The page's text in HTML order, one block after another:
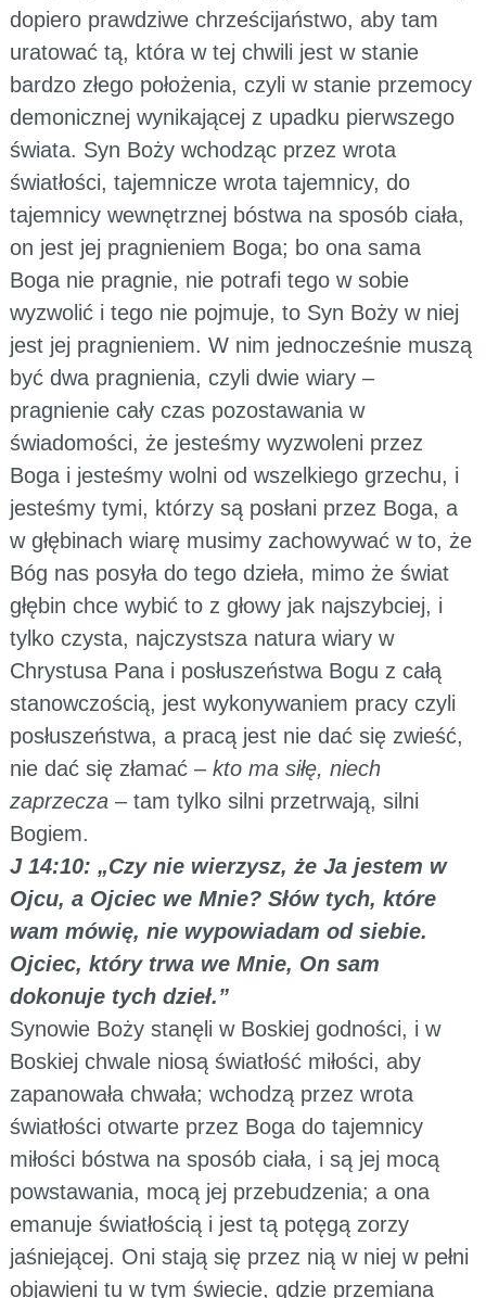
dopiero prawdziwe chrześcijaństwo, aby tam
uratować tą, która w tej chwili jest w stanie
bardzo złego położenia, czyli w stanie przemocy
demonicznej wynikającej z upadku pierwszego
świata. Syn Boży wchodząc przez wrota
światłości, tajemnicze wrota tajemnicy, do
tajemnicy wewnętrznej bóstwa na sposób ciała,
on jest jej pragnieniem Boga; bo ona sama
Boga nie pragnie, nie potrafi tego w sobie
wyzwolić i tego nie pojmuje, to Syn Boży w niej
jest jej pragnieniem. W nim jednocześnie muszą
być dwa pragnienia, czyli dwie wiary –
pragnienie cały czas pozostawania w
świadomości, że jesteśmy wyzwoleni przez
Boga i jesteśmy wolni od wszelkiego grzechu, i
jesteśmy tymi, którzy są posłani przez Boga, a
w głębinach wiarę musimy zachowywać w to, że
Bóg nas posyła do tego dzieła, mimo że świat
głębin chce wybić to z głowy jak najszybciej, i
tylko czysta, najczystsza natura wiary w
Chrystusa Pana i posłuszeństwa Bogu z całą
stanowczością, jest wykonywaniem pracy czyli
posłuszeństwa, a pracą jest nie dać się zwieść,
nie dać się złamać – kto ma siłę, niech
zaprzecza– tam tylko silni przetrwają, silni
Bogiem.
J 14:10: „Czy nie wierzysz, że Ja jestem w
Ojcu, a Ojciec we Mnie? Słów tych, które
wam mówię, nie wypowiadam od siebie.
Ojciec, który trwa we Mnie, On sam
dokonuje tych dzieł.”
Synowie Boży stanęli w Boskiej godności, i w
Boskiej chwale niosą światłość miłości, aby
zapanowała chwała; wchodzą przez wrota
światłości otwarte przez Boga do tajemnicy
miłości bóstwa na sposób ciała, i są jej mocą
powstawania, mocą jej przebudzenia; a ona
emanuje światłością i jest tą potęgą zorzy
jaśniejącej. Oni stają się przez nią w niej w pełni
objawieni tu w tym świecie, gdzie przemiana